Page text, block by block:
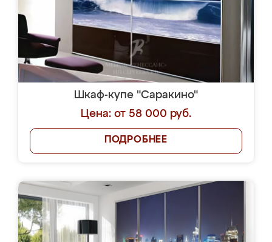
Шкаф-купе "Саракино"
Цена: от 58 000 руб.
ПОДРОБНЕЕ